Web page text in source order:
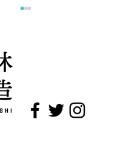
新聞に掲載され